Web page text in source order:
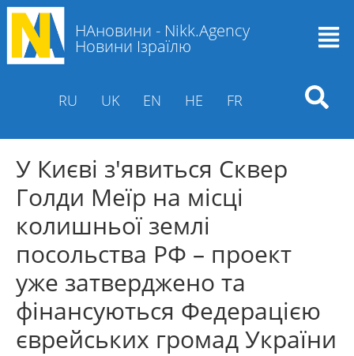
НАновини - Nikk.Agency
Новини Ізраїлю
RU UK EN HE FR
У Києві з'явиться Сквер
Голди Меїр на місці
колишньої землі
посольства РФ – проект
уже затверджено та
фінансуються Федерацією
єврейських громад України